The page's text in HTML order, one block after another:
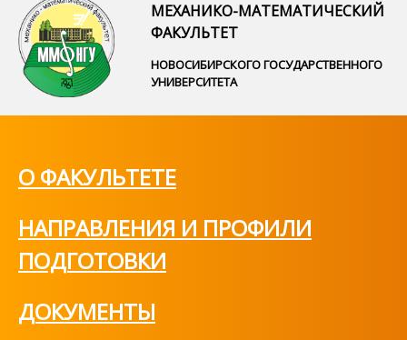
МЕХАНИКО-МАТЕМАТИЧЕСКИЙ
ФАКУЛЬТЕТ
НОВОСИБИРСКОГО ГОСУДАРСТВЕННОГО
УНИВЕРСИТЕТА
О ФАКУЛЬТЕТЕ
НАПРАВЛЕНИЯ И ПРОФИЛИ
ПОДГОТОВКИ
ДОКУМЕНТЫ